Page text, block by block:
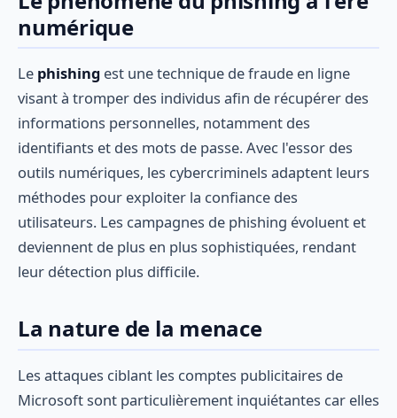
numérique
Le phishing est une technique de fraude en ligne
visant à tromper des individus afin de récupérer des
informations personnelles, notamment des
identifiants et des mots de passe. Avec l'essor des
outils numériques, les cybercriminels adaptent leurs
méthodes pour exploiter la confiance des
utilisateurs. Les campagnes de phishing évoluent et
deviennent de plus en plus sophistiquées, rendant
leur détection plus difficile.
La nature de la menace
Les attaques ciblant les comptes publicitaires de
Microsoft sont particulièrement inquiétantes car elles